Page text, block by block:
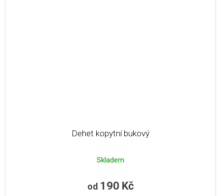
Dehet kopytní bukový
Skladem
od 190 Kč